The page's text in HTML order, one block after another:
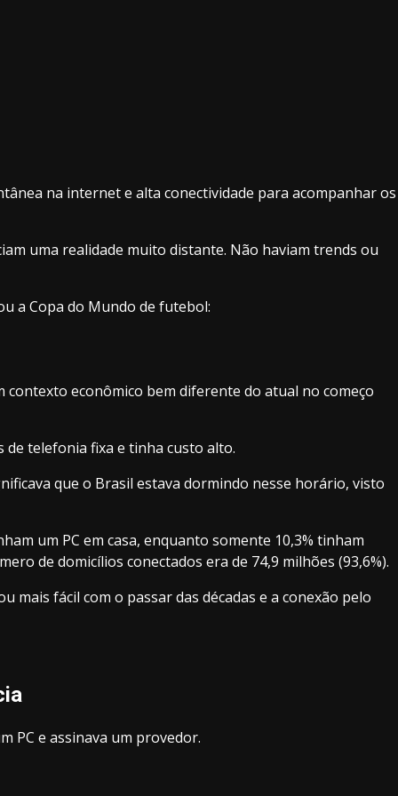
na internet e alta conectividade para acompanhar os
uma realidade muito distante. Não haviam trends ou
a Copa do Mundo de futebol:
contexto econômico bem diferente do atual no começo
de telefonia fixa e tinha custo alto.
que o Brasil estava dormindo nesse horário, visto
um PC em casa, enquanto somente 10,3% tinham
de domicílios conectados era de 74,9 milhões (93,6%).
mais fácil com o passar das décadas e a conexão pelo
PC e assinava um provedor.